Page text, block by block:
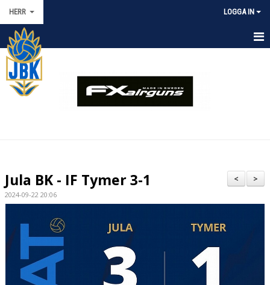
HERR LOGGA IN
HEM
NYHETER
BILDGALLERI
GÄSTBOK
>
<
Jula BK - IF Tymer 3-1
2024-09-22 20:06